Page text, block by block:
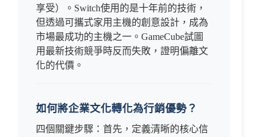
享受）。Switch使用的是十年前的技術，
但透過可攜式家用主機的創意設計，成為
市場最成功的主機之一。GameCube試圖
用最新技術競爭時反而失敗，證明偏離文
化的代價。
如何將企業文化轉化為行銷優勢？
四個關鍵步驟：首先，定義清晰的核心信